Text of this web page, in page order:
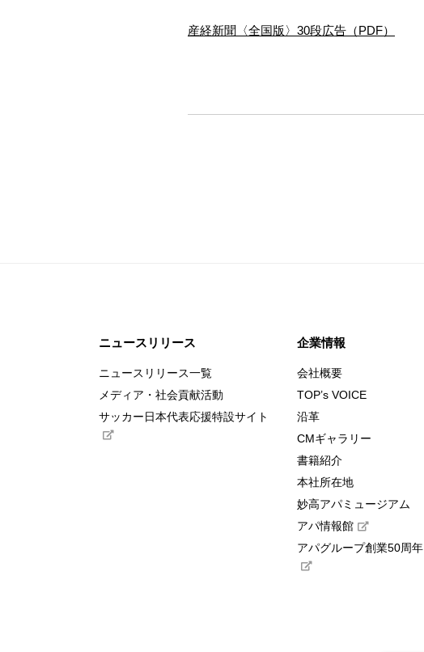
産経新聞〈全国版〉30段広告（PDF）
ニュースリリース
ニュースリリース一覧
メディア・社会貢献活動
サッカー日本代表応援特設サイト
企業情報
会社概要
TOP’s VOICE
沿革
CMギャラリー
書籍紹介
本社所在地
妙高アパミュージアム
アパ情報館
アパグループ創業50周年